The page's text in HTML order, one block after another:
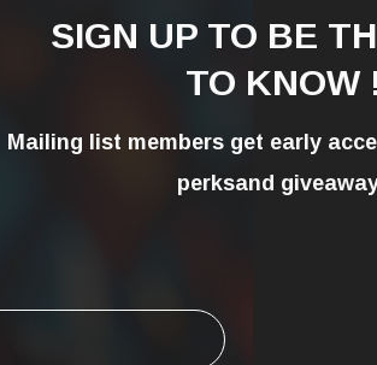
SIGN UP TO BE
TO KNOW
Mailing list members get early
perksand